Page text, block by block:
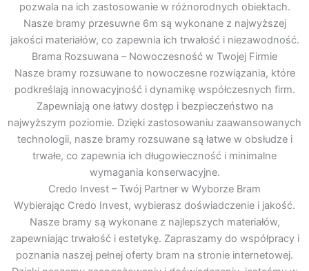
pozwala na ich zastosowanie w różnorodnych obiektach.
Nasze bramy przesuwne 6m są wykonane z najwyższej
jakości materiałów, co zapewnia ich trwałość i niezawodność.
Brama Rozsuwana – Nowoczesność w Twojej Firmie
Nasze bramy rozsuwane to nowoczesne rozwiązania, które
podkreślają innowacyjność i dynamikę współczesnych firm.
Zapewniają one łatwy dostęp i bezpieczeństwo na
najwyższym poziomie. Dzięki zastosowaniu zaawansowanych
technologii, nasze bramy rozsuwane są łatwe w obsłudze i
trwałe, co zapewnia ich długowieczność i minimalne
wymagania konserwacyjne.
Credo Invest – Twój Partner w Wyborze Bram
Wybierając Credo Invest, wybierasz doświadczenie i jakość.
Nasze bramy są wykonane z najlepszych materiałów,
zapewniając trwałość i estetykę. Zapraszamy do współpracy i
poznania naszej pełnej oferty bram na stronie internetowej.